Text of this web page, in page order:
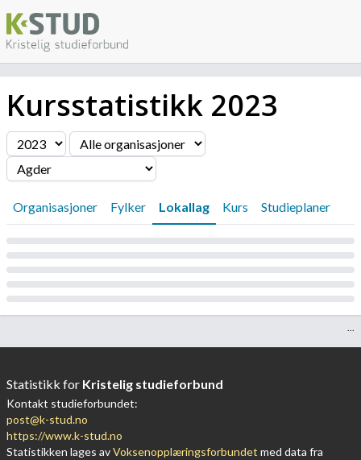
Kursstatistikk 2023
Filter
Organisasjoner Fylker Lokallag Kurs Studieplaner
...
Statistikk for Kristelig studieforbund
Kontakt studieforbundet:
post@k-stud.no
https://www.k-stud.no
Statistikken lages avVoksenopplæringsforbundet med data fra